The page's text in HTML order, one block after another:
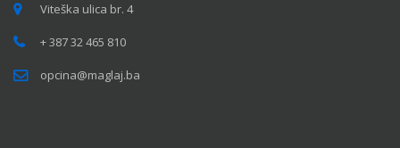
Viteška ulica br. 4
+ 387 32 465 810
opcina@maglaj.ba